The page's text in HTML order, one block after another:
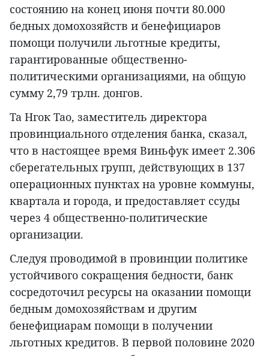
состоянию на конец июня почти 80.000
бедных домохозяйств и бенефициаров
помощи получили льготные кредиты,
гарантированные общественно-
политическими организациями, на общую
сумму 2,79 трлн. донгов.
Та Нгок Тао, заместитель директора
провинциального отделения банка, сказал,
что в настоящее время Виньфук имеет 2.306
сберегательных групп, действующих в 137
операционных пунктах на уровне коммуны,
квартала и города, и предоставляет ссуды
через 4 общественно-политические
организации.
Следуя проводимой в провинции политике
устойчивого сокращения бедности, банк
сосредоточил ресурсы на оказании помощи
бедным домохозяйствам и другим
бенефициарам помощи в получении
льготных кредитов. В первой половине 2020